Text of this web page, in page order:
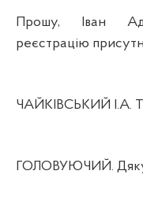
Прошу, Іван
реєстрацію
ЧАЙКІВСЬКИЙ І.А.
ГОЛОВУЮЧИЙ.